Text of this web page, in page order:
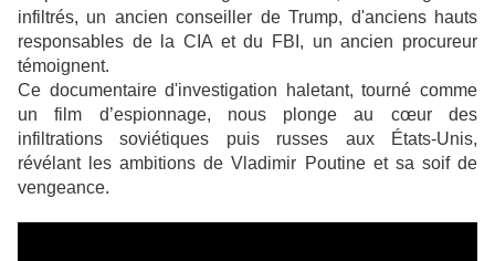
infiltrés, un ancien conseiller de Trump, d'anciens hauts
responsables de la CIA et du FBI, un ancien procureur
témoignent.
Ce documentaire d'investigation haletant, tourné comme
un film d’espionnage, nous plonge au cœur des
infiltrations soviétiques puis russes aux États-Unis,
révélant les ambitions de Vladimir Poutine et sa soif de
vengeance.